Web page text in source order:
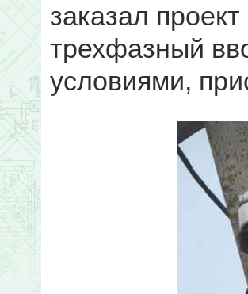
заказал
трехфазный
условиями,